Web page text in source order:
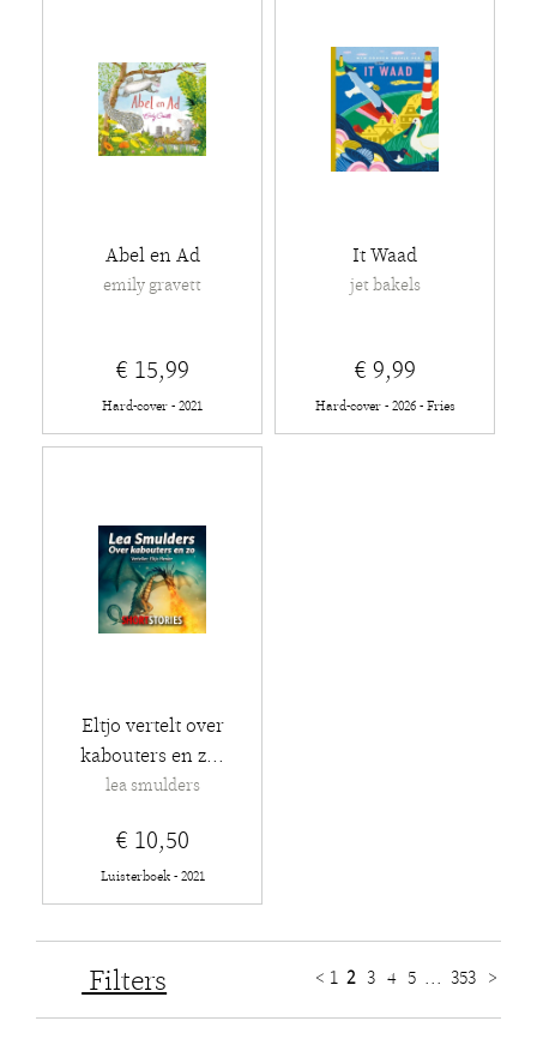
Abel en Ad
emily gravett
€ 15,99
Hard-cover - 2021
It Waad
jet bakels
€ 9,99
Hard-cover - 2026 - Fries
Eltjo vertelt over
kabouters en z...
lea smulders
€ 10,50
Luisterboek - 2021
Filters < 1 2 3 4 5 ... 353 >